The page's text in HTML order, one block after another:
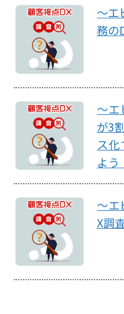
～エ
務の
～エ
が3
ス
よう
～エ
X調